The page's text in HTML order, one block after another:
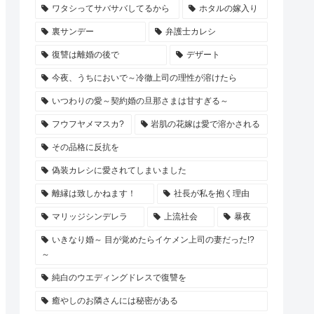
ワタシってサバサバしてるから ホタルの嫁入り
裏サンデー 弁護士カレシ
復讐は離婚の後で デザート
今夜、うちにおいで～冷徹上司の理性が溶けたら
いつわりの愛～契約婚の旦那さまは甘すぎる～
フウフヤメマスカ? 岩肌の花嫁は愛で溶かされる
その品格に反抗を
偽装カレシに愛されてしまいました
離縁は致しかねます！ 社長が私を抱く理由
マリッジシンデレラ 上流社会 暴夜
いきなり婚～ 目が覚めたらイケメン上司の妻だった!?
～
純白のウエディングドレスで復讐を
癒やしのお隣さんには秘密がある